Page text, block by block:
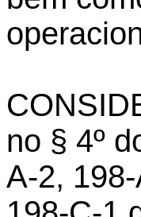
no § 4º
A-2,